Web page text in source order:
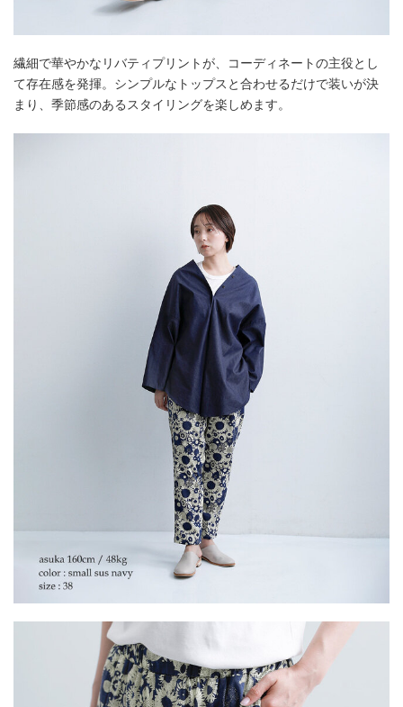
繊細で華やかなリバティプリントが、コーディネートの主役とし
て存在感を発揮。シンプルなトップスと合わせるだけで装いが決
まり、季節感のあるスタイリングを楽しめます。